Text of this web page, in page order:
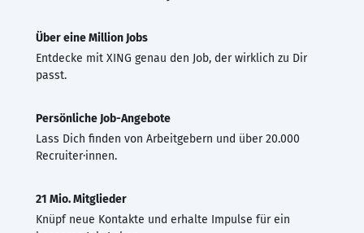
Über eine Million Jobs
Entdecke mit XING genau den Job, der wirklich zu Dir
passt.
Persönliche Job-Angebote
Lass Dich finden von Arbeitgebern und über 20.000
Recruiter·innen.
21 Mio. Mitglieder
Knüpf neue Kontakte und erhalte Impulse für ein